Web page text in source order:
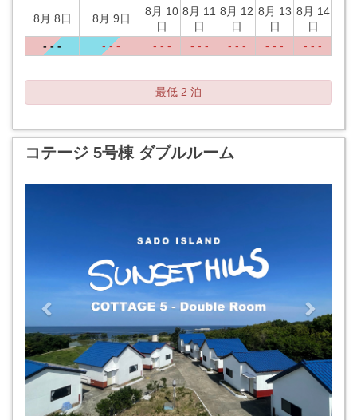
8月 8日 8月 9日
8月 10
日
8月 11
日
8月 12
日
8月 13
日
8月 14
日
- - -
- - - - - - - - - - - - - - - - - -
最低 2 泊
コテージ 5号棟 ダブルルーム